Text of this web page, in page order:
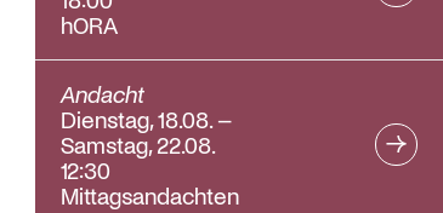
hORA
Andacht
Dienstag, 18.08. –
Samstag, 22.08.
12:30
Mittagsandachten